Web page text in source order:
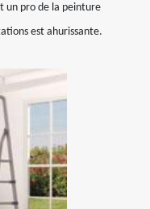
un pro de la peinture
est ahurissante.